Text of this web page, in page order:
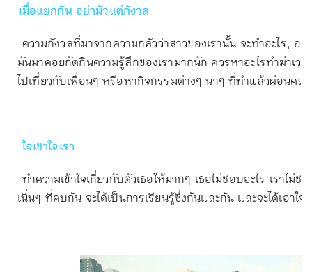
เมื่อแยกกัน อย่ามัวแต่กังวล
ความกังวลที่มาจากความกลัวว่าสาวของเรานั้น จะทำอะไร, อ
มันมาคอยกัดกินความรู้สึกของเรามากนัก ควรหาอะไรทำฆ่าเว
ไปเที่ยวกับเพื่อนๆ หรือหากิจกรรมต่างๆ นาๆ ที่ทำแล้วผ่อนคล
ใจเขาใจเรา
ทำความเข้าใจเกี่ยวกับตัวเธอให้มากๆ เธอไม่ชอบอะไร เราไ
เนิ่นๆ ที่คบกัน จะได้เป็นการเรียนรู้ซึ่งกันและกัน และจะได้เอาใจ